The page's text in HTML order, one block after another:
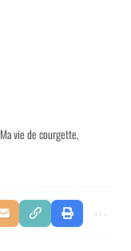
Ma vie de courgette